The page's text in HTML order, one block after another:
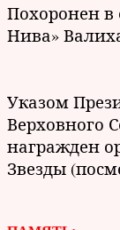
Похоронен в
Нива»
Указом
Верховного
награжден
Звезды